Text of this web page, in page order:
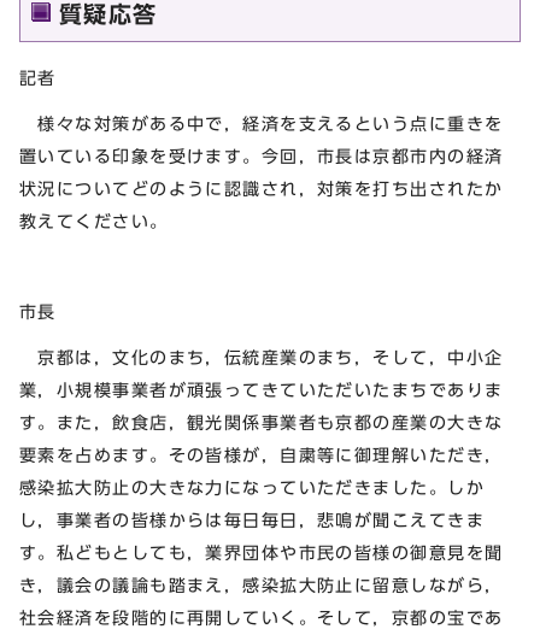
質疑応答
記者
様々な対策がある中で，経済を支えるという点に重きを
置いている印象を受けます。今回，市長は京都市内の経済
状況についてどのように認識され，対策を打ち出されたか
教えてください。
市長
京都は，文化のまち，伝統産業のまち，そして，中小企
業，小規模事業者が頑張ってきていただいたまちでありま
す。また，飲食店，観光関係事業者も京都の産業の大きな
要素を占めます。その皆様が，自粛等に御理解いただき，
感染拡大防止の大きな力になっていただきました。しか
し，事業者の皆様からは毎日毎日，悲鳴が聞こえてきま
す。私どもとしても，業界団体や市民の皆様の御意見を聞
き，議会の議論も踏まえ，感染拡大防止に留意しながら，
社会経済を段階的に再開していく。そして，京都の宝であ